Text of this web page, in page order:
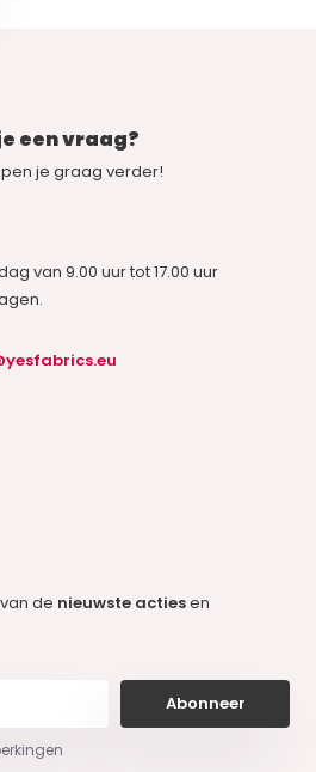
een vraag?
je graag verder!
van 9.00 uur tot 17.00 uur
van de nieuwste actiesen
Abonneer